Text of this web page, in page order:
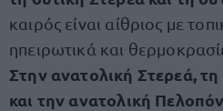
καιρός είναι αίθριος με
ηπειρωτικά και
Στην ανατολική Στερεά,
και την ανατολική